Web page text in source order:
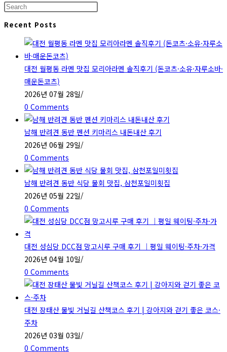
Press
close
search
Recent Posts
대전 월평동 라멘 맛집 모리아라멘 솔직후기 (돈코츠·소유·자루소바·
매운돈코츠)
2026년 07월 28일/
0 Comments
남해 반려견 동반 펜션 키마리스 내돈내산 후기
2026년 06월 29일/
0 Comments
남해 반려견 동반 식당 물회 맛집, 삼천포일미횟집
2026년 05월 22일/
0 Comments
대전 성심당 DCC점 망고시루 구매 후기 ｜평일 웨이팅·주차·가격
2026년 04월 10일/
0 Comments
대전 장태산 물빛 거닐길 산책코스 후기 | 강아지와 걷기 좋은 코스·
주차
2026년 03월 03일/
0 Comments